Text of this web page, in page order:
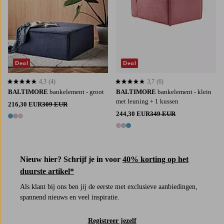
BALTIMORE bankelement - groot
216,30 EUR309 EUR
3 kleuren
4,3 op basis van 4 beoordelingen
4,3 (4)
Deal
BALTIMORE bankelement - klein
met leuning + 1 kussen
244,30 EUR349 EUR
3 kleuren
3,7 op basis van 6 beoordelingen
3,7 (6)
Deal
Nieuw hier? Schrijf je in voor 40% korting op het
duurste artikel*
Als klant bij ons ben jij de eerste met exclusieve aanbiedingen,
spannend nieuws en veel inspiratie.
Registreer jezelf